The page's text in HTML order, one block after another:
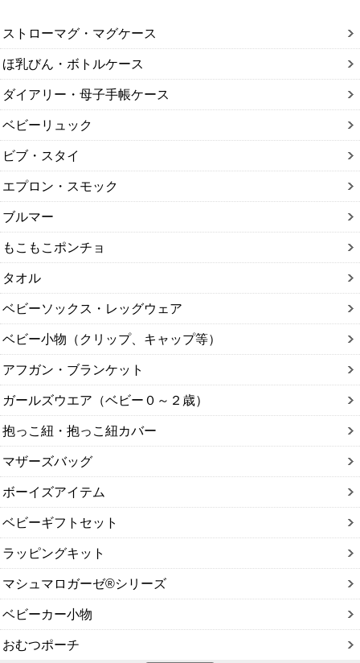
ストローマグ・マグケース
ほ乳びん・ボトルケース
ダイアリー・母子手帳ケース
ベビーリュック
ビブ・スタイ
エプロン・スモック
ブルマー
もこもこポンチョ
タオル
ベビーソックス・レッグウェア
ベビー小物（クリップ、キャップ等）
アフガン・ブランケット
ガールズウエア（ベビー０～２歳）
抱っこ紐・抱っこ紐カバー
マザーズバッグ
ボーイズアイテム
ベビーギフトセット
ラッピングキット
マシュマロガーゼ®︎シリーズ
ベビーカー小物
おむつポーチ